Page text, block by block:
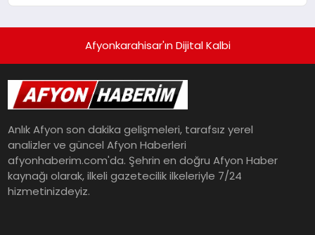
Afyonkarahisar'ın Dijital Kalbi
Anlık Afyon son dakika gelişmeleri, tarafsız yerel
analizler ve güncel Afyon Haberleri
afyonhaberim.com'da. Şehrin en doğru Afyon Haber
kaynağı olarak, ilkeli gazetecilik ilkeleriyle 7/24
hizmetinizdeyiz.